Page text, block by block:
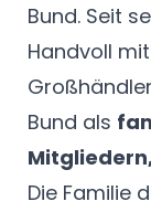
Bund. Seit
Handvoll
Bund als
Die Familie